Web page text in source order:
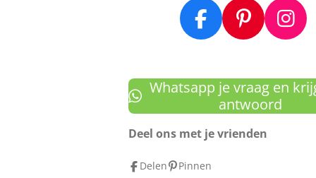
F
a
e
o
o
k
P
i
t
e
r
e
I
n
t
Whatsapp je vraag en
antwoord
Deel ons met je vrienden
Delen Pinnen